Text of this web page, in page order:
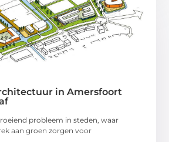
in Amersfoort
probleem in steden, waar
aan groen zorgen voor